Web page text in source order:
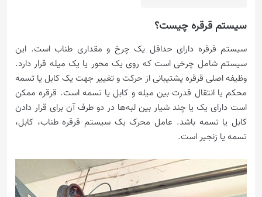
سیستم قرقره چیست؟
سیستم قرقره دارای حداقل یک چرخ و مقداری طناب است. این
سیستم شامل چرخی است که روی یک محور یا یک میله قرار دارد.
وظیفه اصلی قرقره پشتیبانی از حرکت و تغییر جهت یک کابل یا تسمه
محکم یا انتقال قدرت بین میله و کابل یا تسمه است. قرقره ممکن
است دارای یک یا چند شیار بین لبه‌ها در دو طرف آن برای قرار دادن
کابل یا تسمه باشد. عامل محرک یک سیستم قرقره طناب، کابل،
تسمه یا زنجیر است.